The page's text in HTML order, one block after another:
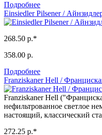
Подробнее
Einsiedler Pilsener /
268.50 р.*
358.00 р.
Подробнее
Franziskaner Hell /
Franziskaner Hell
нефильтрованное светлое
настоящий, классический
272.25 р.*